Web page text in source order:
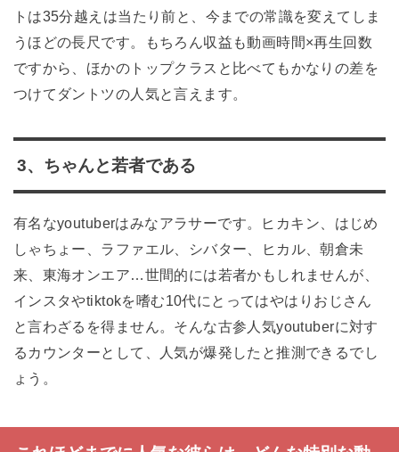
トは35分越えは当たり前と、今までの常識を変えてしま
うほどの長尺です。もちろん収益も動画時間×再生回数
ですから、ほかのトップクラスと比べてもかなりの差を
つけてダントツの人気と言えます。
3、ちゃんと若者である
有名なyoutuberはみなアラサーです。ヒカキン、はじめ
しゃちょー、ラファエル、シバター、ヒカル、朝倉未
来、東海オンエア…世間的には若者かもしれませんが、
インスタやtiktokを嗜む10代にとってはやはりおじさん
と言わざるを得ません。そんな古参人気youtuberに対す
るカウンターとして、人気が爆発したと推測できるでし
ょう。